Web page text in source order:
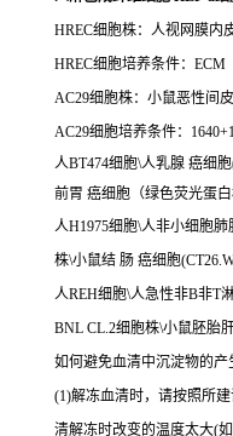
HREC细胞株：人视网膜内
HREC细胞培养条件：ECM
AC29细胞株：小鼠恶性间
AC29细胞培养条件：
人BT474细胞\人乳腺 癌细
前胃 癌细胞（绿色荧光蛋
人H1975细胞\人非小细胞
株\小鼠结 肠 癌细胞
人REH细胞\人急性非B非T
BNL CL.2细胞株\小鼠胚胎
如何避免血清中沉淀物的产
(1)解冻血清时，请按照所
清解冻时改变的温度太大(